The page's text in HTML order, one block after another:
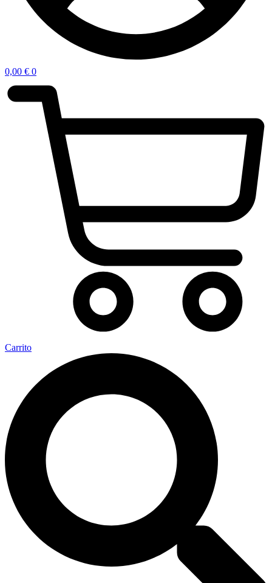
0,00 € 0
Carrito